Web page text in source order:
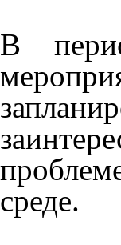
В
среде.